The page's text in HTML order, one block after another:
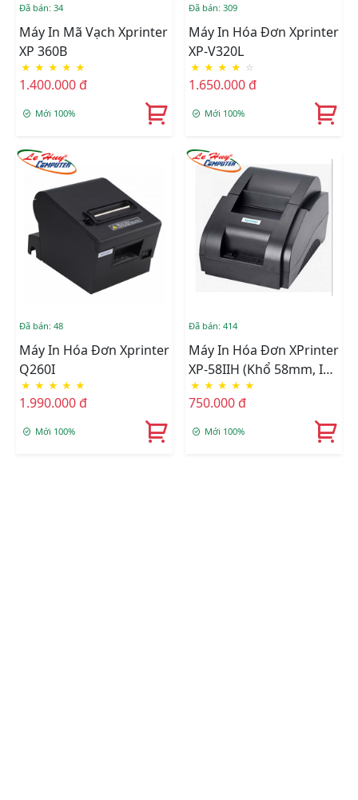
Đã bán: 34
Máy In Mã Vạch Xprinter
XP 360B
★ ★ ★ ★ ★
1.400.000 đ
Mới 100%
Đã bán: 309
Máy In Hóa Đơn Xprinter
XP-V320L
★ ★ ★ ★ ☆
1.650.000 đ
Mới 100%
Đã bán: 48
Máy In Hóa Đơn Xprinter
Q260I
★ ★ ★ ★ ★
1.990.000 đ
Mới 100%
Đã bán: 414
Máy In Hóa Đơn XPrinter
XP-58IIH (khổ 58mm, In
Nhiệt)
★ ★ ★ ★ ★
750.000 đ
Mới 100%